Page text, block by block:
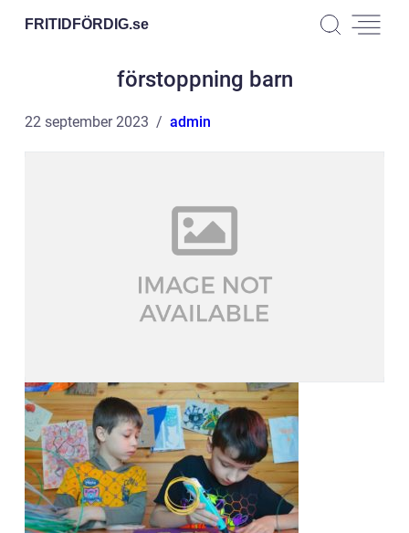
FRITIDFÖRDIG.se
förstoppning barn
22 september 2023 admin